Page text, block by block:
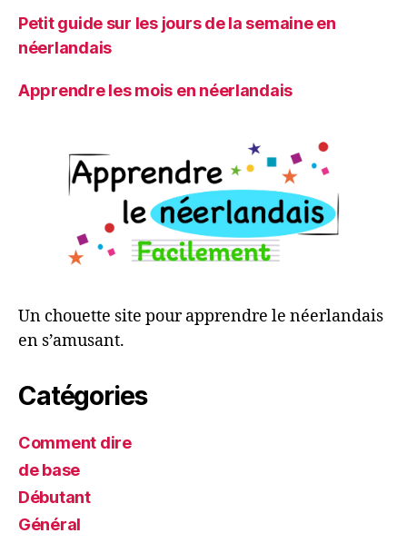
Petit guide sur les jours de la semaine en
néerlandais
Apprendre les mois en néerlandais
Un chouette site pour apprendre le néerlandais
en s’amusant.
Catégories
Comment dire
de base
Débutant
Général